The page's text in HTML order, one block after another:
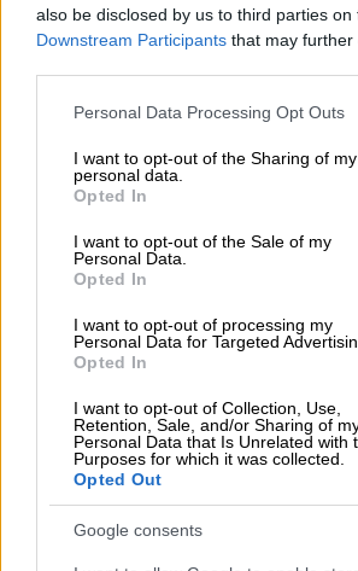
also be disclosed by us to third parties on
Downstream Participants that may
Please note that this website/app uses
not limited to your visit or usage
grant or deny consent to Google and its
use your data for below specified
consent section.
Personal Data Processing Opt Outs
I want to opt-out of the Sharing of my
personal data.
Opted In
I want to opt-out of the Sale of my
Personal Data.
Opted In
I want to opt-out of processing my
Personal Data for Targeted
Opted In
I want to opt-out of Collection, Use,
Retention, Sale, and/or Sharing of
Personal Data that Is Unrelated with
Purposes for which it was collected.
Opted Out
Google consents
«Χθες το βράδυ, υπό την
μια αντιτρομοκρατική
προστασία του αμερικανικού
συμμάχων μας και για να
γενναιότητα των ενόπλων
εξολοθρεύσαμε τον
al-Qurayshi
-τον ηγέτη του
Αμερικανοί επέστρεψαν με
την επιχείρηση. Θα απευθύνω
στον αμερικανικό λαό
πρωί. Είθε ο Θεός να
στρατεύματά μας».
ΔΙΑΒΑΣΤΕ ΕΠΙΣΗΣ